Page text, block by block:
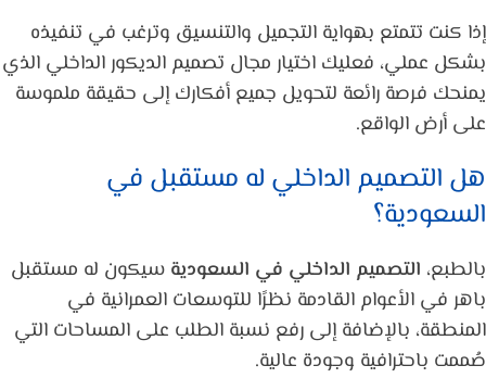
إذا كنت تتمتع بهواية التجميل والتنسيق وترغب في تنفيذه
بشكل عملي، فعليك اختيار مجال تصميم الديكور الداخلي الذي
يمنحك فرصة رائعة لتحويل جميع أفكارك إلى حقيقة ملموسة
على أرض الواقع.
هل التصميم الداخلي له مستقبل في
السعودية؟
بالطبع، التصميم الداخلي في السعودية سيكون له مستقبل
باهر في الأعوام القادمة نظرًا للتوسعات العمرانية في
المنطقة، بالإضافة إلى رفع نسبة الطلب على المساحات التي
صُممت باحترافية وجودة عالية.